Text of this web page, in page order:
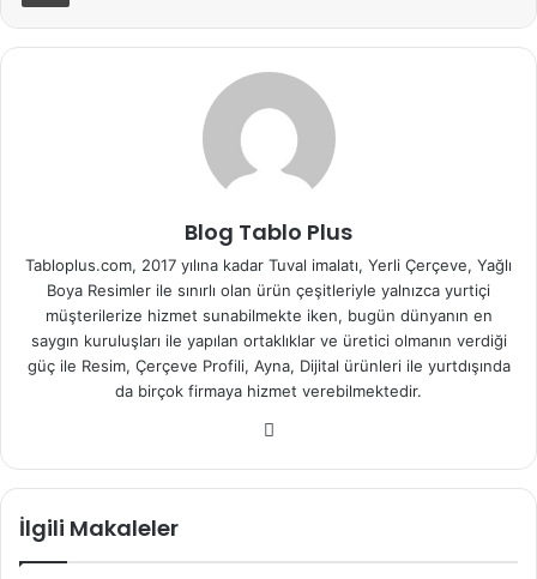
Blog Tablo Plus
Tabloplus.com, 2017 yılına kadar Tuval imalatı, Yerli Çerçeve, Yağlı
Boya Resimler ile sınırlı olan ürün çeşitleriyle yalnızca yurtiçi
müşterilerize hizmet sunabilmekte iken, bugün dünyanın en
saygın kuruluşları ile yapılan ortaklıklar ve üretici olmanın verdiği
güç ile Resim, Çerçeve Profili, Ayna, Dijital ürünleri ile yurtdışında
da birçok firmaya hizmet verebilmektedir.
sit
İlgili Makaleler